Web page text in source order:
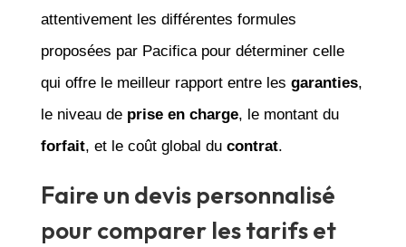
attentivement les différentes formules
proposées par Pacifica pour déterminer celle
qui offre le meilleur rapport entre les garanties,
le niveau de prise en charge, le montant du
forfait, et le coût global du contrat.
Faire un devis personnalisé
pour comparer les tarifs et